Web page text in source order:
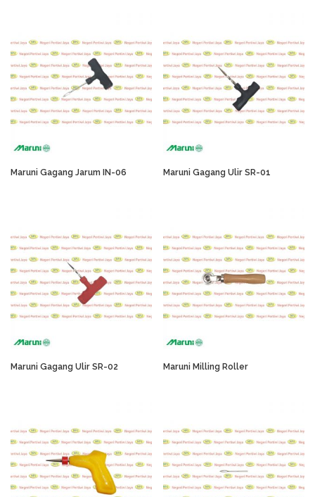
Maruni Gagang Jarum IN-06 Maruni Gagang Ulir SR-01
Maruni Gagang Ulir SR-02 Maruni Milling Roller